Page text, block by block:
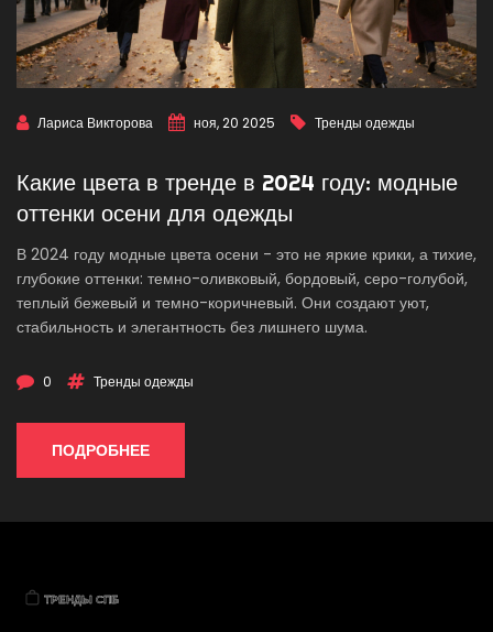
Лариса Викторова ноя, 20 2025 Тренды одежды
Какие цвета в тренде в 2024 году: модные
оттенки осени для одежды
В 2024 году модные цвета осени - это не яркие крики, а тихие,
глубокие оттенки: темно-оливковый, бордовый, серо-голубой,
теплый бежевый и темно-коричневый. Они создают уют,
стабильность и элегантность без лишнего шума.
0 Тренды одежды
ПОДРОБНЕЕ